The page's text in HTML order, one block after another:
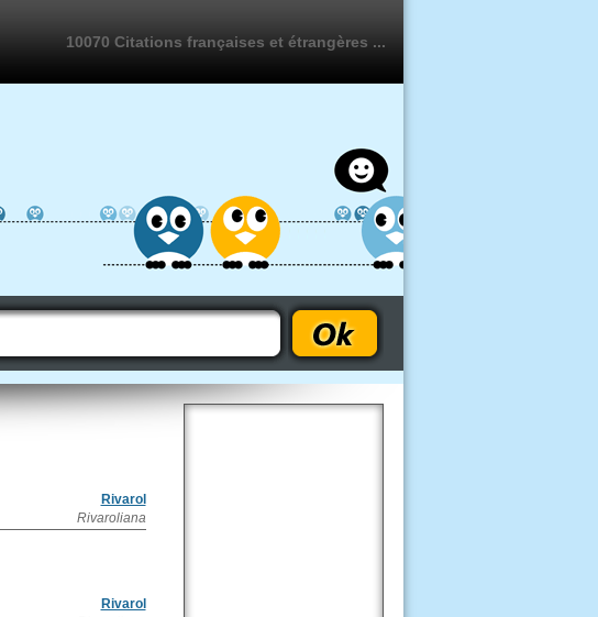
10070 Citations françaises et étrangères ...
Rivarol
Rivaroliana
Rivarol